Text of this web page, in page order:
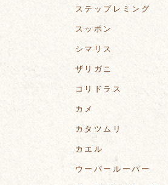
ステップレミング
スッポン
シマリス
ザリガニ
コリドラス
カメ
カタツムリ
カエル
ウーパールーパー